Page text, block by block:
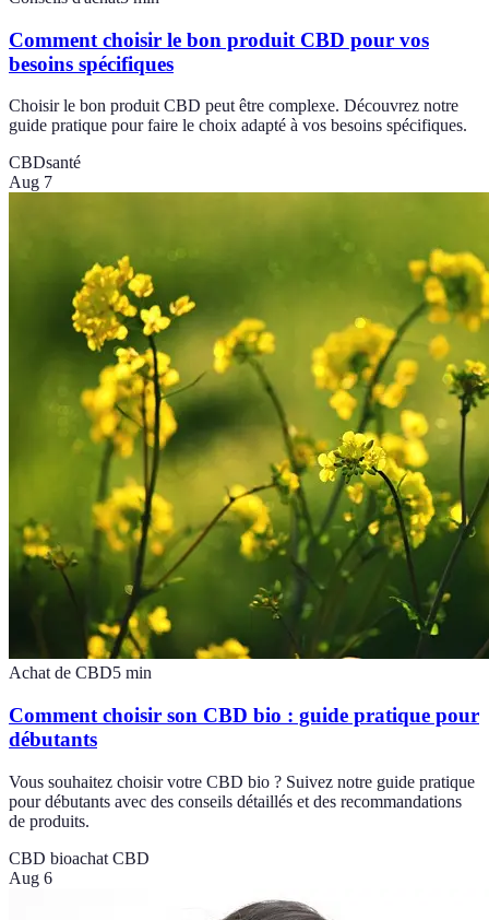
Comment choisir le bon produit CBD pour vos
besoins spécifiques
Choisir le bon produit CBD peut être complexe. Découvrez notre
guide pratique pour faire le choix adapté à vos besoins spécifiques.
CBDsanté
Aug 7
Achat de CBD5 min
Comment choisir son CBD bio : guide pratique pour
débutants
Vous souhaitez choisir votre CBD bio ? Suivez notre guide pratique
pour débutants avec des conseils détaillés et des recommandations
de produits.
CBD bioachat CBD
Aug 6